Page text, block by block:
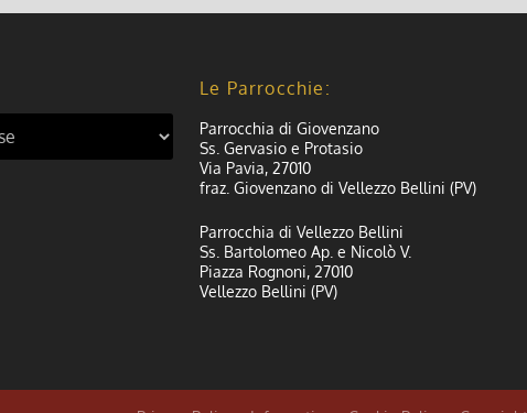
Le Parrocchie:
Parrocchia di Giovenzano
Ss. Gervasio e Protasio
Via Pavia, 27010
fraz. Giovenzano di Vellezzo Bellini (PV)
Parrocchia di Vellezzo Bellini
Ss. Bartolomeo Ap. e Nicolò V.
Piazza Rognoni, 27010
Vellezzo Bellini (PV)